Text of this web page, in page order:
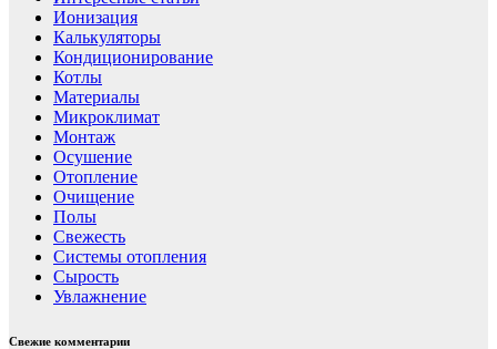
Ионизация
Калькуляторы
Кондиционирование
Котлы
Материалы
Микроклимат
Монтаж
Осушение
Отопление
Очищение
Полы
Свежесть
Системы отопления
Сырость
Увлажнение
Свежие комментарии